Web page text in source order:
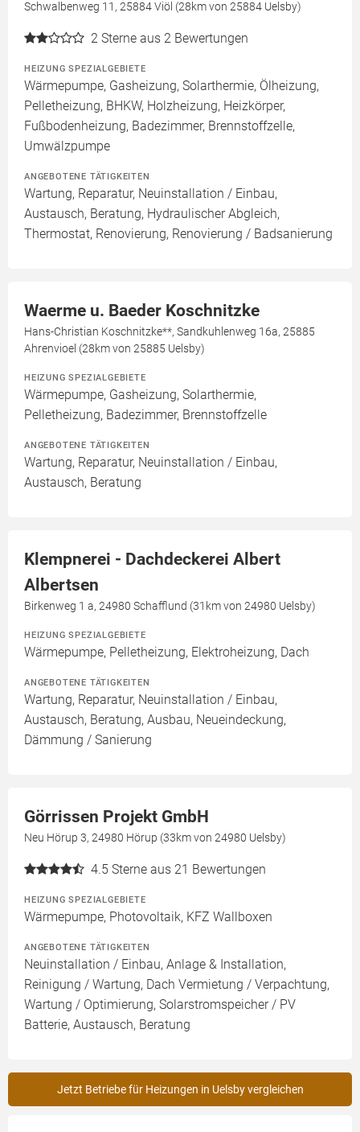
Schwalbenweg 11, 25884 Viöl (28km von 25884 Uelsby)
2 Sterne aus 2 Bewertungen
HEIZUNG SPEZIALGEBIETE
Wärmepumpe, Gasheizung, Solarthermie, Ölheizung,
Pelletheizung, BHKW, Holzheizung, Heizkörper,
Fußbodenheizung, Badezimmer, Brennstoffzelle,
Umwälzpumpe
ANGEBOTENE TÄTIGKEITEN
Wartung, Reparatur, Neuinstallation / Einbau,
Austausch, Beratung, Hydraulischer Abgleich,
Thermostat, Renovierung, Renovierung / Badsanierung
Waerme u. Baeder Koschnitzke
Hans-Christian Koschnitzke**, Sandkuhlenweg 16a, 25885
Ahrenvioel (28km von 25885 Uelsby)
HEIZUNG SPEZIALGEBIETE
Wärmepumpe, Gasheizung, Solarthermie,
Pelletheizung, Badezimmer, Brennstoffzelle
ANGEBOTENE TÄTIGKEITEN
Wartung, Reparatur, Neuinstallation / Einbau,
Austausch, Beratung
Klempnerei - Dachdeckerei Albert
Albertsen
Birkenweg 1 a, 24980 Schafflund (31km von 24980 Uelsby)
HEIZUNG SPEZIALGEBIETE
Wärmepumpe, Pelletheizung, Elektroheizung, Dach
ANGEBOTENE TÄTIGKEITEN
Wartung, Reparatur, Neuinstallation / Einbau,
Austausch, Beratung, Ausbau, Neueindeckung,
Dämmung / Sanierung
Görrissen Projekt GmbH
Neu Hörup 3, 24980 Hörup (33km von 24980 Uelsby)
4.5 Sterne aus 21 Bewertungen
HEIZUNG SPEZIALGEBIETE
Wärmepumpe, Photovoltaik, KFZ Wallboxen
ANGEBOTENE TÄTIGKEITEN
Neuinstallation / Einbau, Anlage & Installation,
Reinigung / Wartung, Dach Vermietung / Verpachtung,
Wartung / Optimierung, Solarstromspeicher / PV
Batterie, Austausch, Beratung
Jetzt Betriebe für Heizungen in Uelsby vergleichen